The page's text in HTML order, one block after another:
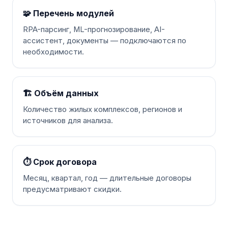
🧩 Перечень модулей
RPA-парсинг, ML-прогнозирование, AI-
ассистент, документы — подключаются по
необходимости.
🏗 Объём данных
Количество жилых комплексов, регионов и
источников для анализа.
⏱ Срок договора
Месяц, квартал, год — длительные договоры
предусматривают скидки.